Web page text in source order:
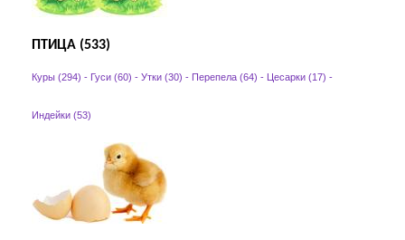
ПТИЦА (533)
Куры (294) - Гуси (60) - Утки (30) - Перепела (64) - Цесарки (17) -
Индейки (53)